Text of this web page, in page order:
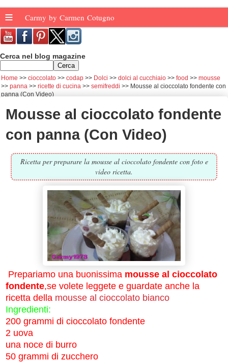
≡ Carmy by Carmen Cotugno
Cerca nel blog magazine
Home cioccolato codap Dolci dolci al cucchiaio food
mousse
panna
ricette di cucina semifreddi
Mousse al cioccolato fondente con
panna (Con Video)
Mousse al cioccolato fondente
con panna (Con Video)
Ricetta per preparare la mousse al cioccolato fondente con foto e
video ricetta.
Prepariamo una buonissima mousse al cioccolato
fondente,se volete leggete e guardate anche la
ricetta della mousse al cioccolato bianco
Ingredienti:
200 grammi di cioccolato fondente
2 uova
una noce di burro
50 grammi di zucchero